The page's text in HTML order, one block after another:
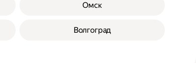
Омск
Волгоград